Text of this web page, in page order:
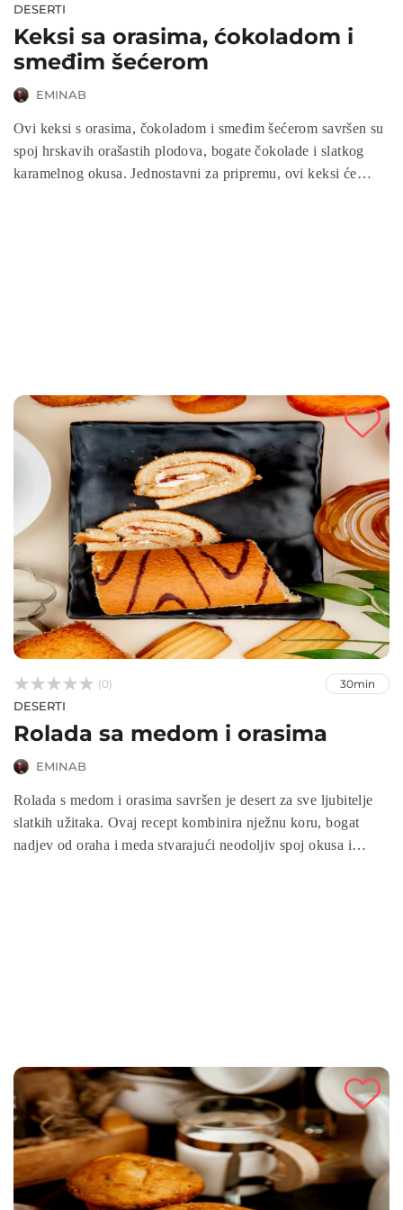
DESERTI
Keksi sa orasima, ćokoladom i
smeđim šećerom
EMINAB
Ovi keksi s orasima, čokoladom i smeđim šećerom savršen su
spoj hrskavih orašastih plodova, bogate čokolade i slatkog
karamelnog okusa. Jednostavni za pripremu, ovi keksi će


 (0) 30min
DESERTI
Rolada sa medom i orasima
EMINAB
Rolada s medom i orasima savršen je desert za sve ljubitelje
slatkih užitaka. Ovaj recept kombinira nježnu koru, bogat
nadjev od oraha i meda stvarajući neodoljiv spoj okusa i